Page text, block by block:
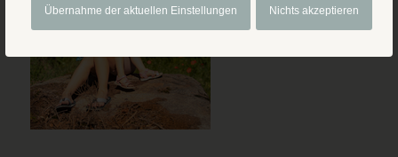
Übernahme der aktuellen Einstellungen Nichts akzeptieren